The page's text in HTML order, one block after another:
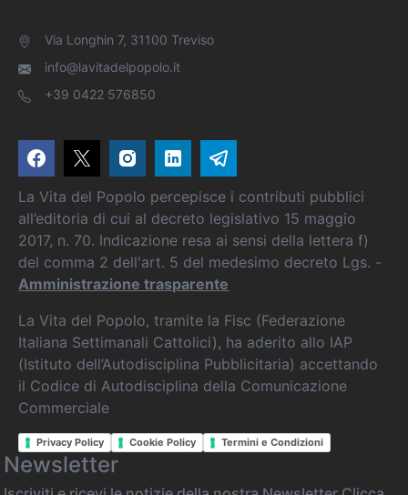
Via Longhin 7, 31100 Treviso
info@lavitadelpopolo.it
+39 0422 576850
La Vita del Popolo percepisce i contributi pubblici
all’editoria di cui al decreto legislativo 15 maggio
2017, n. 70. Indicazione resa ai sensi della lettera f)
del comma 2 dell'art. 5 del medesimo decreto Lgs. -
Amministrazione trasparente
La Vita del Popolo, tramite la Fisc (Federazione
Italiana Settimanali Cattolici), ha aderito allo IAP
(Istituto dell’Autodisciplina Pubblicitaria) accettando
il Codice di Autodisciplina della Comunicazione
Commerciale
Privacy Policy Cookie Policy Termini e Condizioni
Newsletter